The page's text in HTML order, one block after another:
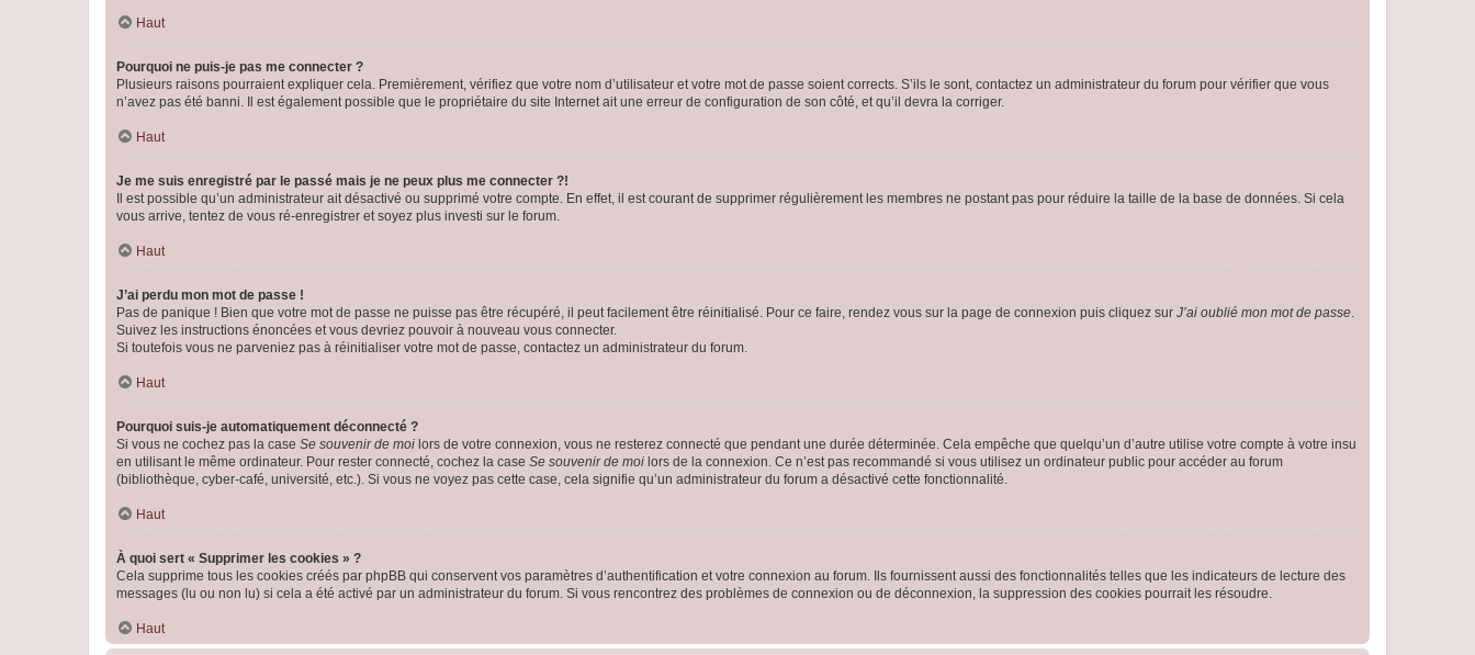
Haut
Pourquoi ne puis-je pas me connecter ?
Plusieurs raisons pourraient expliquer cela. Premièrement, vérifiez que votre nom d’utilisateur et votre mot de passe soient corrects. S’ils le sont, contactez un administrateur du forum pour vérifier que vous
n’avez pas été banni. Il est également possible que le propriétaire du site Internet ait une erreur de configuration de son côté, et qu’il devra la corriger.
Haut
Je me suis enregistré par le passé mais je ne peux plus me connecter ?!
Il est possible qu’un administrateur ait désactivé ou supprimé votre compte. En effet, il est courant de supprimer régulièrement les membres ne postant pas pour réduire la taille de la base de données. Si cela
vous arrive, tentez de vous ré-enregistrer et soyez plus investi sur le forum.
Haut
J’ai perdu mon mot de passe !
Pas de panique ! Bien que votre mot de passe ne puisse pas être récupéré, il peut facilement être réinitialisé. Pour ce faire, rendez vous sur la page de connexion puis cliquez sur J’ai oublié mon mot de passe.
Suivez les instructions énoncées et vous devriez pouvoir à nouveau vous connecter.
Si toutefois vous ne parveniez pas à réinitialiser votre mot de passe, contactez un administrateur du forum.
Haut
Pourquoi suis-je automatiquement déconnecté ?
Si vous ne cochez pas la case Se souvenir de moi lors de votre connexion, vous ne resterez connecté que pendant une durée déterminée. Cela empêche que quelqu’un d’autre utilise votre compte à votre insu
en utilisant le même ordinateur. Pour rester connecté, cochez la case Se souvenir de moi lors de la connexion. Ce n’est pas recommandé si vous utilisez un ordinateur public pour accéder au forum
(bibliothèque, cyber-café, université, etc.). Si vous ne voyez pas cette case, cela signifie qu’un administrateur du forum a désactivé cette fonctionnalité.
Haut
À quoi sert « Supprimer les cookies » ?
Cela supprime tous les cookies créés par phpBB qui conservent vos paramètres d’authentification et votre connexion au forum. Ils fournissent aussi des fonctionnalités telles que les indicateurs de lecture des
messages (lu ou non lu) si cela a été activé par un administrateur du forum. Si vous rencontrez des problèmes de connexion ou de déconnexion, la suppression des cookies pourrait les résoudre.
Haut